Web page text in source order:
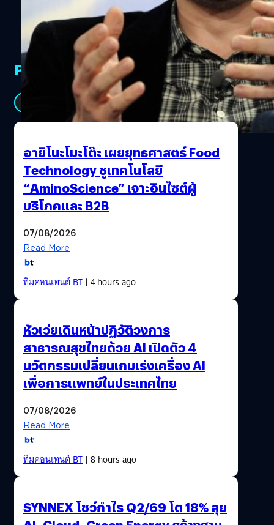
กล่าวขอบคุณเจ้าหน้าที่รัฐในเมืองเซี่ยงไฮ้สำหรับให้ความช่วย
เหลือในการสร้างโรงงานได้เสร็จอย่างรวดเร็ว จากนั้น Musk
ได้เต้นโยกไปมาอยู่บนเวทีแล้วเข้าสู่พิธีการส่งมอบรถยนต์
Model 3 ให้กับเจ้าของจำนวน 10 คน สัปดาห์นั้นทำเอามูลค่า
หุ้นของ Tesla สูงเกือบ 8.9 หมื่นล้านเหรียญสหรัฐ ซึ่งบดบัง
รัศมีมูลค่าของ General Motors และ Ford ได้เป็นครั้งแรก อัน
เป็นผลมาจากกำไรที่น่าประหลาดใจในไตรมาส 3 รวมทั้งความ
คืบหน้าของโรงงานใหม่ในจีนและสามารถส่งมอบรถยนต์ใน
PR Partners
อายิโนะโมะโต๊ะ เผยยุทธศาสตร์ Food
Technology ชูเทคโนโลยี
“AminoScience” เจาะอินไซต์ผู้
บริโภคและ B2B
07/08/2026
Read More
ทีมคอนเทนต์ BT| 4 hours ago
หัวเว่ยเดินหน้าปฏิวัติวงการ
สาธารณสุขไทยด้วย AI เปิดตัว 4
นวัตกรรมเปลี่ยนเกมเร่งเครื่อง AI
เพื่อการแพทย์ในประเทศไทย
07/08/2026
Read More
ทีมคอนเทนต์ BT| 8 hours ago
SYNNEX โชว์กำไร Q2/69 โต 18% ลุย